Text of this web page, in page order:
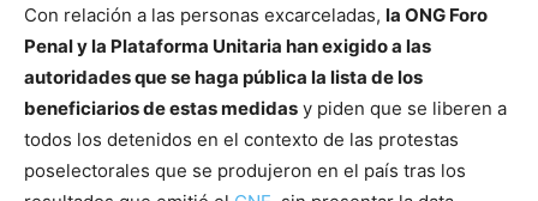
Con relación a las personas excarceladas, la ONG Foro
Penal y la Plataforma Unitaria han exigido a las
autoridades que se haga pública la lista de los
beneficiarios de estas medidas y piden que se liberen a
todos los detenidos en el contexto de las protestas
poselectorales que se produjeron en el país tras los